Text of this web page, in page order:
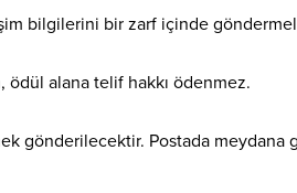
bilgilerini bir zarf içinde
ödül alana telif hakkı ödenmez.
gönderilecektir. Postada meydana